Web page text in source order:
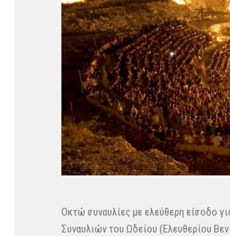
Οκτώ συναυλίες με ελεύθερη είσοδο
Συναυλιών του Ωδείου (Ελευθερίου